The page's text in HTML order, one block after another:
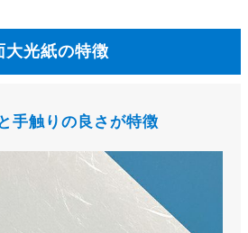
大光紙の特徴
手触りの良さが特徴